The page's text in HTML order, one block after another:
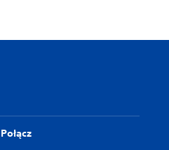
Połącz